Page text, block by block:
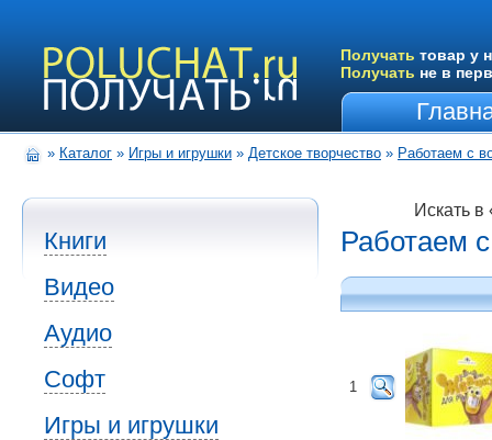
Получать товар у
Получать не в
» Каталог » Игры и игрушки » Детское творчество » Работаем с
Книги
Видео
Аудио
Софт
Игры и игрушки
Искать
Работаем
1